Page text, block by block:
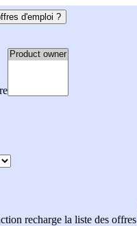
d'emploi ?
recharge la liste des offres